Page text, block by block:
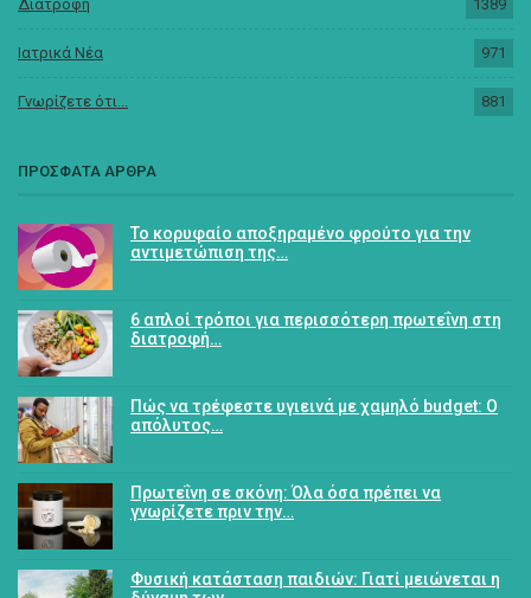
Διατροφή 1389
Ιατρικά Νέα 971
Γνωρίζετε ότι... 881
ΠΡΟΣΦΑΤΑ ΑΡΘΡΑ
Το κορυφαίο αποξηραμένο φρούτο για την
αντιμετώπιση της…
6 απλοί τρόποι για περισσότερη πρωτεΐνη στη
διατροφή…
Πώς να τρέφεστε υγιεινά με χαμηλό budget: Ο
απόλυτος…
Πρωτεΐνη σε σκόνη: Όλα όσα πρέπει να
γνωρίζετε πριν την…
Φυσική κατάσταση παιδιών: Γιατί μειώνεται η